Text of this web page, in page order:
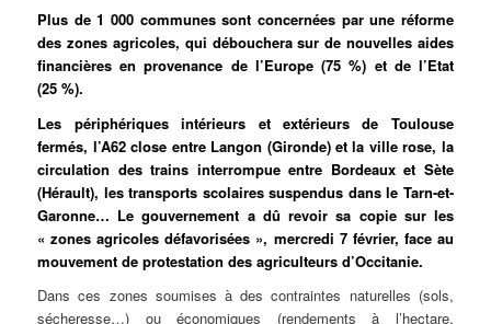
Plus de 1 000 communes sont concernées par une réforme
des zones agricoles, qui débouchera sur de nouvelles aides
financières en provenance de l’Europe (75 %) et de l’Etat
(25 %).
Les périphériques intérieurs et extérieurs de Toulouse
fermés, l’A62 close entre Langon (Gironde) et la ville rose, la
circulation des trains interrompue entre Bordeaux et Sète
(Hérault), les transports scolaires suspendus dans le Tarn-et-
Garonne… Le gouvernement a dû revoir sa copie sur les
« zones agricoles défavorisées », mercredi 7 février, face au
mouvement de protestation des agriculteurs d’Occitanie.
Dans ces zones soumises à des contraintes naturelles (sols,
sécheresse…) ou économiques (rendements à l’hectare,